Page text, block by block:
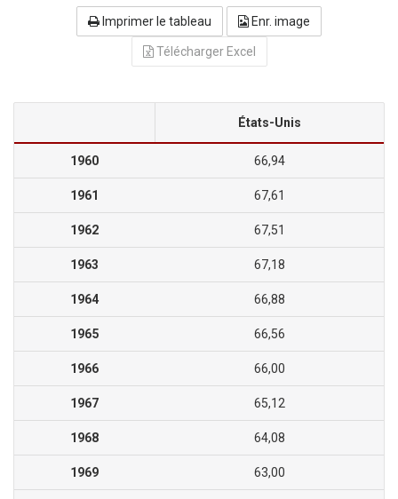
Imprimer le tableau Enr. image
Télécharger Excel
États-Unis
1960 66,94
1961 67,61
1962 67,51
1963 67,18
1964 66,88
1965 66,56
1966 66,00
1967 65,12
1968 64,08
1969 63,00